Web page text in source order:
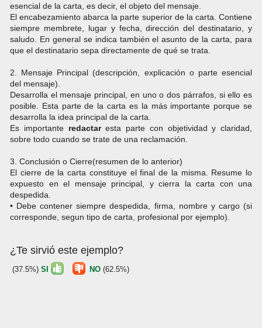
esencial de la carta, es decir, el objeto del mensaje.
El encabezamiento abarca la parte superior de la carta. Contiene
siempre membrete, lugar y fecha, dirección del destinatario, y
saludo. En general se indica también el asunto de la carta, para
que el destinatario sepa directamente de qué se trata.
2. Mensaje Principal (descripción, explicación o parte esencial
del mensaje).
Desarrolla el mensaje principal, en uno o dos párrafos, si ello es
posible. Esta parte de la carta es la más importante porque se
desarrolla la idea principal de la carta.
Es importante redactaresta parte con objetividad y claridad,
sobre todo cuando se trate de una reclamación.
3. Conclusión o Cierre(resumen de lo anterior)
El cierre de la carta constituye el final de la misma. Resume lo
expuesto en el mensaje principal, y cierra la carta con una
despedida.
• Debe contener siempre despedida, firma, nombre y cargo (si
corresponde, segun tipo de carta, profesional por ejemplo).
¿Te sirvió este ejemplo?
(37.5%) SI NO (62.5%)